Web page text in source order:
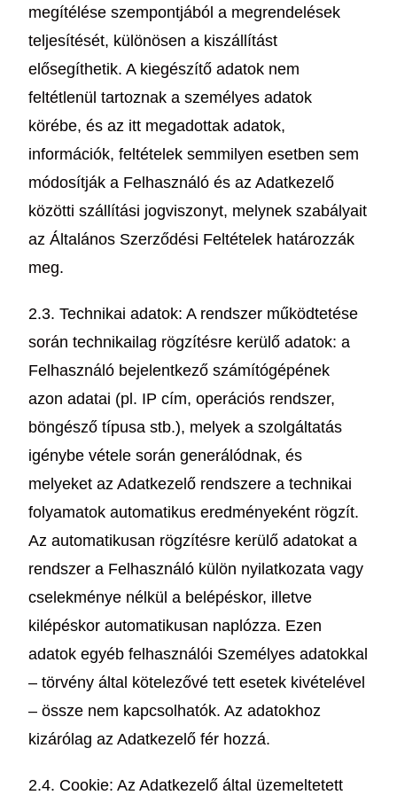
megítélése szempontjából a megrendelések
teljesítését, különösen a kiszállítást
elősegíthetik. A kiegészítő adatok nem
feltétlenül tartoznak a személyes adatok
körébe, és az itt megadottak adatok,
információk, feltételek semmilyen esetben sem
módosítják a Felhasználó és az Adatkezelő
közötti szállítási jogviszonyt, melynek szabályait
az Általános Szerződési Feltételek határozzák
meg.
2.3. Technikai adatok: A rendszer működtetése
során technikailag rögzítésre kerülő adatok: a
Felhasználó bejelentkező számítógépének
azon adatai (pl. IP cím, operációs rendszer,
böngésző típusa stb.), melyek a szolgáltatás
igénybe vétele során generálódnak, és
melyeket az Adatkezelő rendszere a technikai
folyamatok automatikus eredményeként rögzít.
Az automatikusan rögzítésre kerülő adatokat a
rendszer a Felhasználó külön nyilatkozata vagy
cselekménye nélkül a belépéskor, illetve
kilépéskor automatikusan naplózza. Ezen
adatok egyéb felhasználói Személyes adatokkal
– törvény által kötelezővé tett esetek kivételével
– össze nem kapcsolhatók. Az adatokhoz
kizárólag az Adatkezelő fér hozzá.
2.4. Cookie: Az Adatkezelő által üzemeltetett